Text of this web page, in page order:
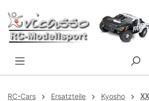
Zum Hauptinhalt springen
RC-Cars Ersatzteile Kyosho